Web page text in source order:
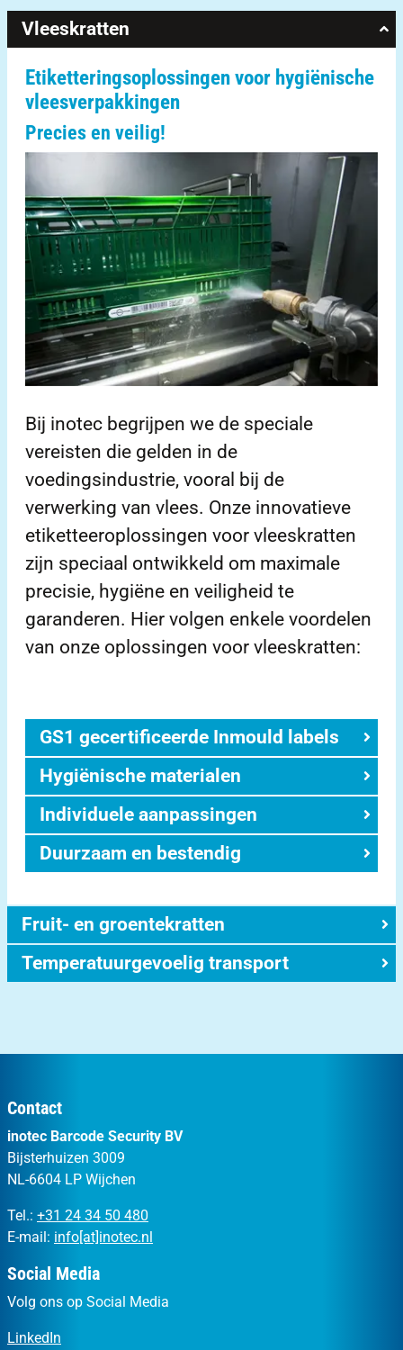
Vleeskratten
Etiketteringsoplossingen voor hygiënische
vleesverpakkingen
Precies en veilig!
Bij inotec begrijpen we de speciale
vereisten die gelden in de
voedingsindustrie, vooral bij de
verwerking van vlees. Onze innovatieve
etiketteeroplossingen voor vleeskratten
zijn speciaal ontwikkeld om maximale
precisie, hygiëne en veiligheid te
garanderen. Hier volgen enkele voordelen
van onze oplossingen voor vleeskratten:
GS1 gecertificeerde Inmould labels
Hygiënische materialen
Individuele aanpassingen
Duurzaam en bestendig
Fruit- en groentekratten
Temperatuurgevoelig transport
Contact
inotec Barcode Security BV
Bijsterhuizen 3009
NL-6604 LP Wijchen
Tel.: +31 24 34 50 480
E-mail: info[at]inotec.nl
Social Media
Volg ons op Social Media
LinkedIn